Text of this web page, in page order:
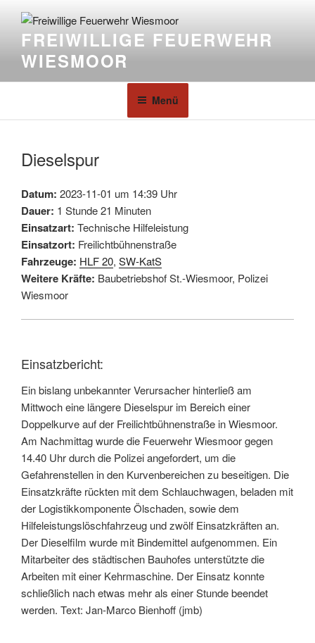
FREIWILLIGE FEUERWEHR
WIESMOOR
Menü
Dieselspur
Datum: 2023-11-01 um 14:39 Uhr
Dauer: 1 Stunde 21 Minuten
Einsatzart: Technische Hilfeleistung
Einsatzort: Freilichtbühnenstraße
Fahrzeuge: HLF 20, SW-KatS
Weitere Kräfte: Baubetriebshof St.-Wiesmoor, Polizei
Wiesmoor
Einsatzbericht:
Ein bislang unbekannter Verursacher hinterließ am
Mittwoch eine längere Dieselspur im Bereich einer
Doppelkurve auf der Freilichtbühnenstraße in Wiesmoor.
Am Nachmittag wurde die Feuerwehr Wiesmoor gegen
14.40 Uhr durch die Polizei angefordert, um die
Gefahrenstellen in den Kurvenbereichen zu beseitigen. Die
Einsatzkräfte rückten mit dem Schlauchwagen, beladen mit
der Logistikkomponente Ölschaden, sowie dem
Hilfeleistungslöschfahrzeug und zwölf Einsatzkräften an.
Der Dieselfilm wurde mit Bindemittel aufgenommen. Ein
Mitarbeiter des städtischen Bauhofes unterstützte die
Arbeiten mit einer Kehrmaschine. Der Einsatz konnte
schließlich nach etwas mehr als einer Stunde beendet
werden. Text: Jan-Marco Bienhoff (jmb)